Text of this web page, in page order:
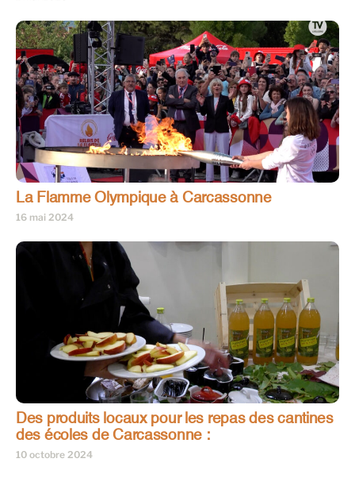
La Flamme Olympique à Carcassonne
16 mai 2024
Des produits locaux pour les repas des cantines
des écoles de Carcassonne :
10 octobre 2024